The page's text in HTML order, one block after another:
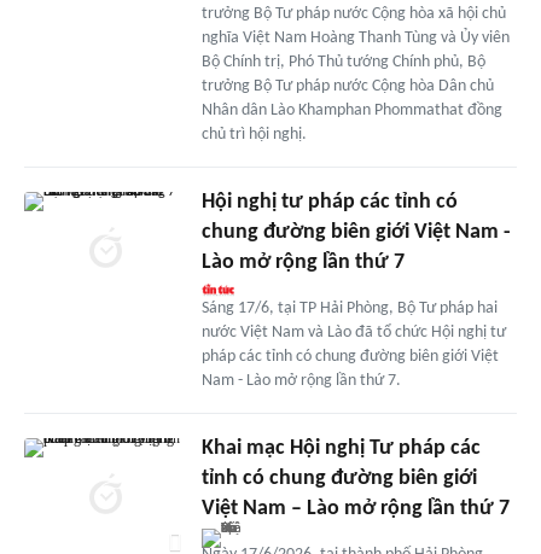
trưởng Bộ Tư pháp nước Cộng hòa xã hội chủ
nghĩa Việt Nam Hoàng Thanh Tùng và Ủy viên
Bộ Chính trị, Phó Thủ tướng Chính phủ, Bộ
trưởng Bộ Tư pháp nước Cộng hòa Dân chủ
Nhân dân Lào Khamphan Phommathat đồng
chủ trì hội nghị.
Hội nghị tư pháp các tỉnh có
chung đường biên giới Việt Nam -
Lào mở rộng lần thứ 7
Sáng 17/6, tại TP Hải Phòng, Bộ Tư pháp hai
nước Việt Nam và Lào đã tổ chức Hội nghị tư
pháp các tỉnh có chung đường biên giới Việt
Nam - Lào mở rộng lần thứ 7.
Khai mạc Hội nghị Tư pháp các
tỉnh có chung đường biên giới
Việt Nam – Lào mở rộng lần thứ 7